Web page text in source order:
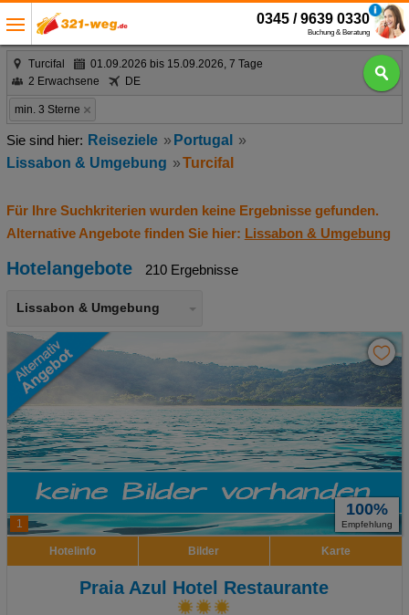
0345 / 9639 0330
Buchung & Beratung
Turcifal
01.09.2026 bis 15.09.2026, 7 Tage
2 Erwachsene
DE
min. 3 Sterne
Reiseziele
Portugal
Lissabon & Umgebung
Turcifal
Für Ihre Suchkriterien wurden keine Ergebnisse gefunden.
Alternative Angebote finden Sie hier: Lissabon & Umgebung
Hotelangebote 210 Ergebnisse
Lissabon & Umgebung
1
100%
Empfehlung
Hotelinfo Bilder Karte
Praia Azul Hotel Restaurante